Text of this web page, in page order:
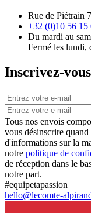
Rue de Piétrain
+32 (0)10 56 15
Du mardi au
Fermé les lundi,
Inscrivez-
Tous nos envois
vous désinscrire
d'informations sur la
notre politique de
de réception dans le
notre part.
#equipetapassion
hello@lecomte-